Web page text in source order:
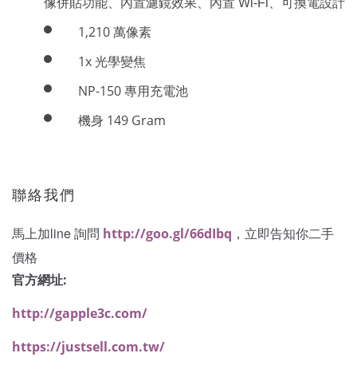
Wi-Fi
1,210 萬像素
1x 光學變焦
NP-150 專用充電池
機身 149 Gram
聯絡我們
馬上加line 詢問 http://goo.gl/66dIbq ，立即告知你二手
價格
官方網址:
http://gapple3c.com/
https://justsell.com.tw/